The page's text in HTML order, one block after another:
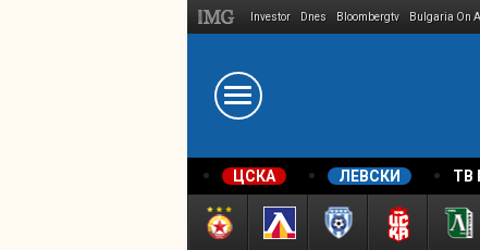
Investor Dnes Bloombergtv Bulgaria On
ЦСКА ЛЕВСКИ ТВ